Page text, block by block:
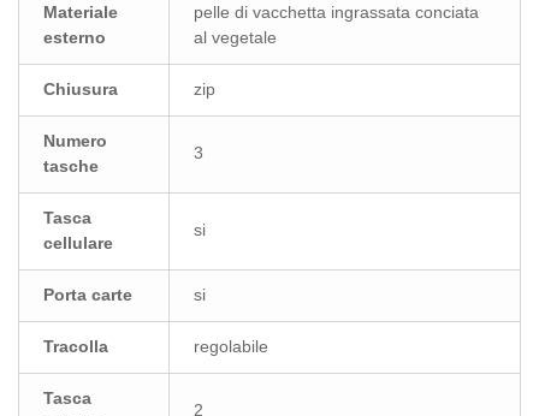
Materiale
esterno
pelle di vacchetta ingrassata conciata
al vegetale
Chiusura zip
Numero
tasche
3
Tasca
cellulare
si
Porta carte si
Tracolla regolabile
Tasca
2